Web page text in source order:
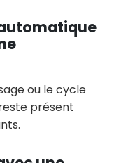
ou le cycle
présent